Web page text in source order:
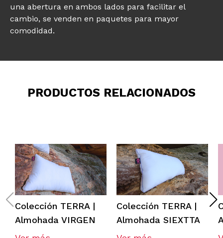
una abertura en ambos lados para facilitar el
cambio, se venden en paquetes para mayor
comodidad.
PRODUCTOS RELACIONADOS
Colección TERRA |
Almohada VIRGEN
Colección TERRA |
Almohada SIEXTTA